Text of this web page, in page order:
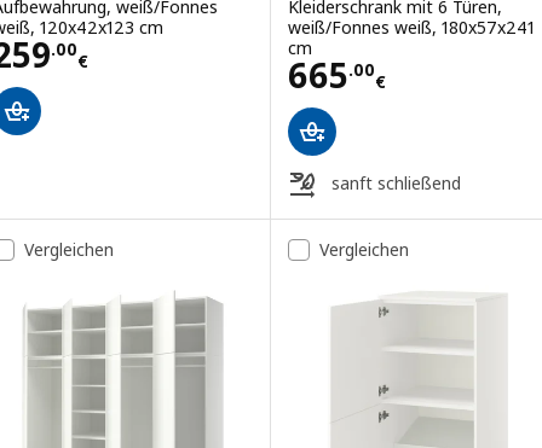
weiß/Fonnes
120x42x123 cm
.00
€
259.00€
Kleiderschrank mit 6 Türen,
weiß/Fonnes weiß, 180x57x241
cm
665.00
€
Preis 665.00€
sanft schließend
Vergleichen Vergleichen